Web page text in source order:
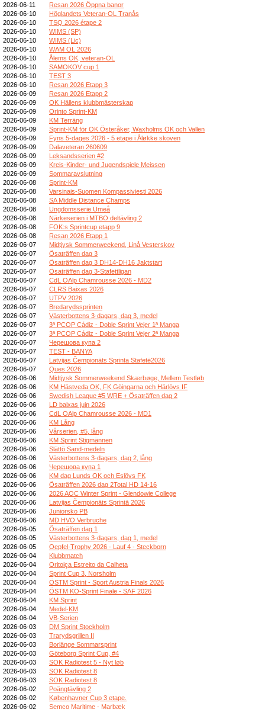
2026-06-11
Resan 2026 Öppna banor
2026-06-10
Höglandets Veteran-OL Tranås
2026-06-10
TSQ 2026 étape 2
2026-06-10
WIMS (SP)
2026-06-10
WIMS (Lic)
2026-06-10
WAM OL 2026
2026-06-10
Ålems OK, veteran-OL
2026-06-10
SAMOKOV cup 1
2026-06-10
TEST 3
2026-06-10
Resan 2026 Etapp 3
2026-06-09
Resan 2026 Etapp 2
2026-06-09
OK Hällens klubbmästerskap
2026-06-09
Orinto Sprint-KM
2026-06-09
KM Terräng
2026-06-09
Sprint-KM för OK Österåker, Waxholms OK och Vallen
2026-06-09
Fyns 5-dages 2026 - 5 etape i Åløkke skoven
2026-06-09
Dalaveteran 260609
2026-06-09
Leksandsserien #2
2026-06-09
Kreis-Kinder- und Jugendspiele Meissen
2026-06-09
Sommaravslutning
2026-06-08
Sprint-KM
2026-06-08
Varsinais-Suomen Kompassiviesti 2026
2026-06-08
SA Middle Distance Champs
2026-06-08
Ungdomsserie Umeå
2026-06-08
Närkeserien i MTBO deltävling 2
2026-06-08
FOK:s Sprintcup etapp 9
2026-06-08
Resan 2026 Etapp 1
2026-06-07
Midtjysk Sommerweekend, Linå Vesterskov
2026-06-07
Ösaträffen dag 3
2026-06-07
Ösaträffen dag 3 DH14-DH16 Jaktstart
2026-06-07
Ösaträffen dag 3-Stafettligan
2026-06-07
CdL OAlp Chamrousse 2026 - MD2
2026-06-07
CLRS Baixas 2026
2026-06-07
UTPV 2026
2026-06-07
Bredarydssprinten
2026-06-07
Västerbottens 3-dagars, dag 3, medel
2026-06-07
3ª PCOP Cádiz - Doble Sprint Vejer 1ª Manga
2026-06-07
3ª PCOP Cádiz - Doble Sprint Vejer 2ª Manga
2026-06-07
Черешова купа 2
2026-06-07
TEST - BANYA
2026-06-07
Latvijas Čempionāts Sprinta Stafetē2026
2026-06-07
Ques 2026
2026-06-06
Midtjysk Sommerweekend Skærbøge, Mellem Testløb
2026-06-06
KM Hästveda OK, FK Göingarna och Härlövs IF
2026-06-06
Swedish League #5 WRE + Ösaträffen dag 2
2026-06-06
LD baixas juin 2026
2026-06-06
CdL OAlp Chamrousse 2026 - MD1
2026-06-06
KM Lång
2026-06-06
Vårserien, #5, lång
2026-06-06
KM Sprint Stigmännen
2026-06-06
Slättö Sand-medeln
2026-06-06
Västerbottens 3-dagars, dag 2, lång
2026-06-06
Черешова купа 1
2026-06-06
KM dag Lunds OK och Eslövs FK
2026-06-06
Ösaträffen 2026 dag 2Total HD 14-16
2026-06-06
2026 AOC Winter Sprint - Glendowie College
2026-06-06
Latvijas Čempionāts Sprintā 2026
2026-06-06
Juniorsko PB
2026-06-06
MD HVO Verbruche
2026-06-05
Ösaträffen dag 1
2026-06-05
Västerbottens 3-dagars, dag 1, medel
2026-06-05
Oepfel-Trophy 2026 - Lauf 4 - Steckborn
2026-06-04
Klubbmatch
2026-06-04
Oritoiça Estreito da Calheta
2026-06-04
Sprint Cup 3, Norsholm
2026-06-04
ÖSTM Sprint - Sport Austria Finals 2026
2026-06-04
ÖSTM KO-Sprint Finale - SAF 2026
2026-06-04
KM Sprint
2026-06-04
Medel-KM
2026-06-04
VB-Serien
2026-06-03
DM Sprint Stockholm
2026-06-03
Trarydsgrillen II
2026-06-03
Borlänge Sommarsprint
2026-06-03
Göteborg Sprint Cup, #4
2026-06-03
SOK Radiotest 5 - Nyt løb
2026-06-03
SOK Radiotest 8
2026-06-03
SOK Radiotest 8
2026-06-02
Poängtävling 2
2026-06-02
Københavner Cup 3 etape.
2026-06-02
Semco Maritime - Marbæk